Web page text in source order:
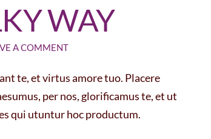
WAY
A COMMENT
te, et virtus amore tuo. Placere
per nos, glorificamus te, et ut
qui utuntur hoc productum.